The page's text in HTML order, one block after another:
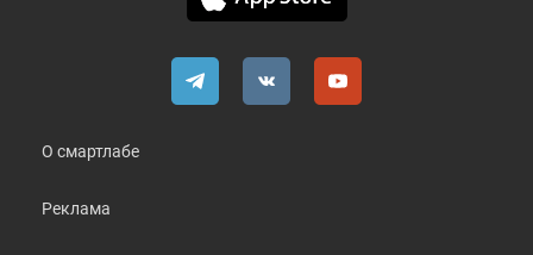
О смартлабе
Реклама